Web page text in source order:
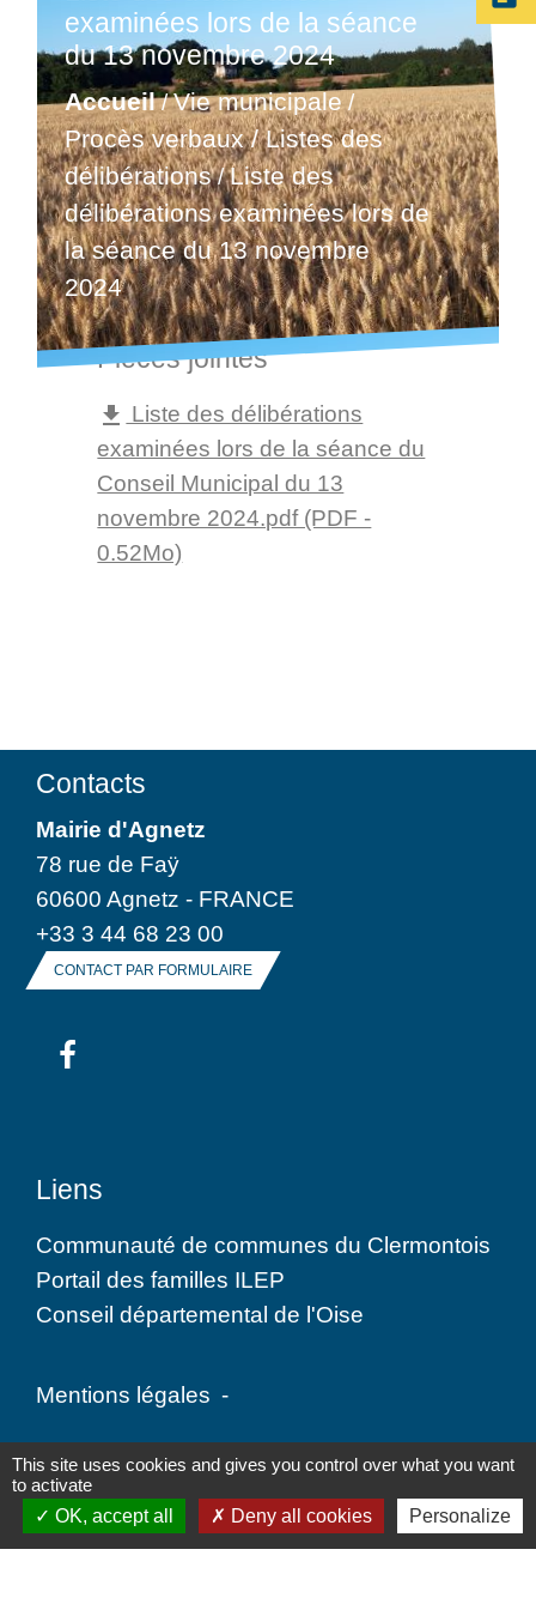
examinées lors de la séance
du 13 novembre 2024
Accueil/Vie municipale/
Procès verbaux / Listes des
délibérations/Liste des
délibérations examinées lors de
la séance du 13 novembre
2024
22/11/2024
Pièces jointes
file_download Liste des délibérations
examinées lors de la séance du
Conseil Municipal du 13
novembre 2024.pdf (PDF -
0.52Mo)
Contacts
Mairie d'Agnetz
78 rue de Faÿ
60600 Agnetz - FRANCE
+33 3 44 68 23 00
CONTACT PAR FORMULAIRE
Liens
Communauté de communes du Clermontois
Portail des familles ILEP
Conseil départemental de l'Oise
Mentions légales -
Politique de confidentialité - Accessibilité -
Plan du site - Gestion des cookies
This site uses cookies and gives you control over what you want
to activate
OK, accept all
Deny all cookies Personalize